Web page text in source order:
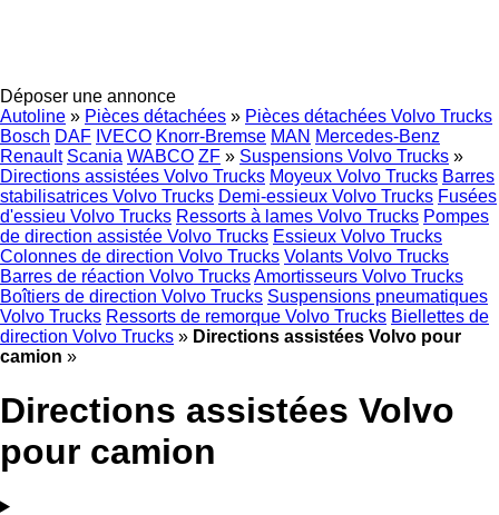
Déposer une annonce
Autoline » Pièces détachées » Pièces détachées Volvo Trucks
Bosch DAF IVECO Knorr-Bremse MAN Mercedes-Benz
Renault Scania WABCO ZF » Suspensions Volvo Trucks »
Directions assistées Volvo Trucks Moyeux Volvo Trucks Barres
stabilisatrices Volvo Trucks Demi-essieux Volvo Trucks Fusées
d'essieu Volvo Trucks Ressorts à lames Volvo Trucks Pompes
de direction assistée Volvo Trucks Essieux Volvo Trucks
Colonnes de direction Volvo Trucks Volants Volvo Trucks
Barres de réaction Volvo TrucksAmortisseurs Volvo Trucks
Boîtiers de direction Volvo Trucks Suspensions pneumatiques
Volvo Trucks Ressorts de remorque Volvo Trucks Biellettes de
direction Volvo Trucks » Directions assistées Volvo pour
camion »
Directions assistées Volvo
pour camion